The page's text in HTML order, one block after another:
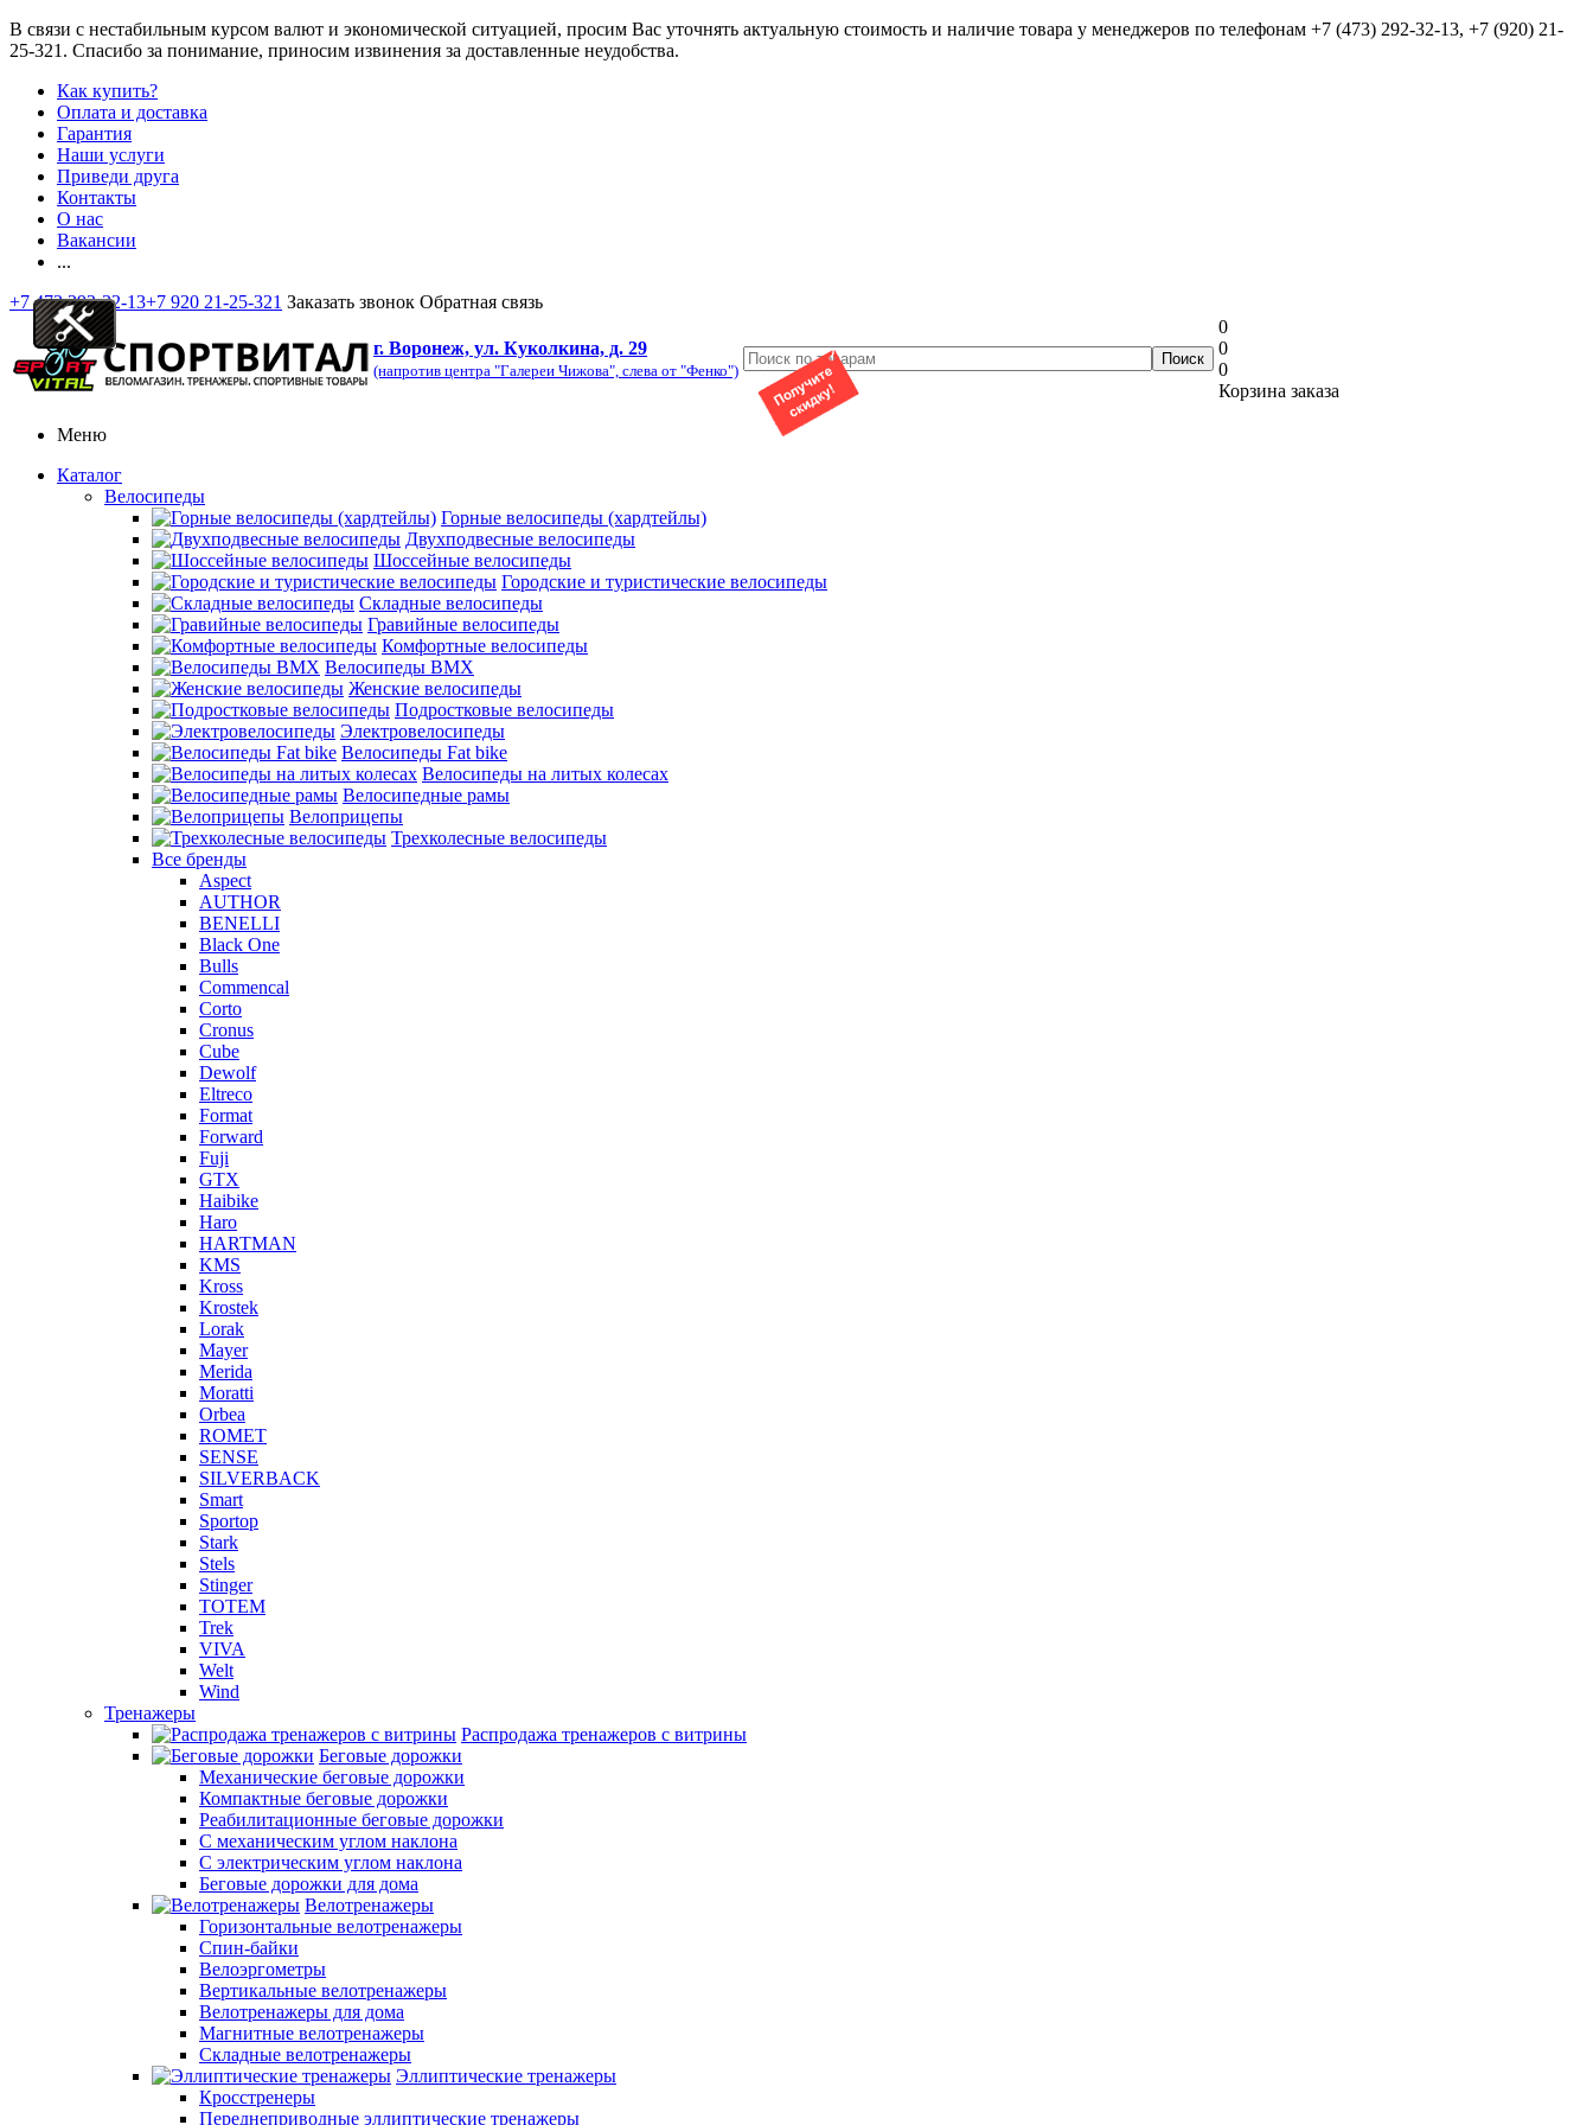
В связи с нестабильным курсом валют и экономической ситуацией, просим Вас уточнять актуальную стоимость и наличие товара у менеджеров по телефонам +7 (473) 292-32-13, +7 (920) 21-
25-321 . Спасибо за понимание, приносим извинения за доставленные неудобства.
Как купить?
Оплата и доставка
Гарантия
Наши услуги
Приведи друга
Контакты
О нас
Вакансии
...
+7 473 292-32-13+7 920 21-25-321 Заказать звонок Обратная связь
г. Воронеж, ул. Куколкина, д. 29
(напротив центра "Галереи Чижова", слева от "Фенко")
0
0
0
Корзина заказа
Меню
Каталог
Велосипеды
Горные велосипеды (хардтейлы)
Двухподвесные велосипеды
Шоссейные велосипеды
Городские и туристические велосипеды
Складные велосипеды
Гравийные велосипеды
Комфортные велосипеды
Велосипеды BMX
Женские велосипеды
Подростковые велосипеды
Электровелосипеды
Велосипеды Fat bike
Велосипеды на литых колесах
Велосипедные рамы
Велоприцепы
Трехколесные велосипеды
Все бренды
Aspect
AUTHOR
BENELLI
Black One
Bulls
Commencal
Corto
Cronus
Cube
Dewolf
Eltreco
Format
Forward
Fuji
GTX
Haibike
Haro
HARTMAN
KMS
Kross
Krostek
Lorak
Mayer
Merida
Moratti
Orbea
ROMET
SENSE
SILVERBACK
Smart
Sportop
Stark
Stels
Stinger
TOTEM
Trek
VIVA
Welt
Wind
Тренажеры
Распродажа тренажеров с витрины
Беговые дорожки
Механические беговые дорожки
Компактные беговые дорожки
Реабилитационные беговые дорожки
С механическим углом наклона
С электрическим углом наклона
Беговые дорожки для дома
Велотренажеры
Горизонтальные велотренажеры
Спин-байки
Велоэргометры
Вертикальные велотренажеры
Велотренажеры для дома
Магнитные велотренажеры
Складные велотренажеры
Эллиптические тренажеры
Кросстренеры
Переднеприводные эллиптические тренажеры